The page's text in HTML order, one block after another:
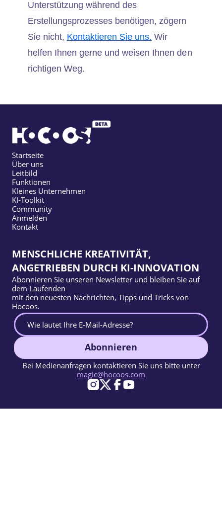
Unterstützung während des
Erstellungsprozesses benötigen, zögern
Sie nicht, Kontaktieren Sie uns. Wir
helfen Ihnen gerne und weisen Ihnen den
richtigen Weg.
Startseite
Über uns
Leitbild
Funktionen
Kleines Unternehmen
KI-Toolkit
Community
Anmelden
Kontakt
MENSCHLICHE KREATIVITÄT,
ANGETRIEBEN DURCH KI-INNOVATION
Abonnieren Sie unseren Newsletter und bleiben Sie auf
dem Laufenden
mit den neuesten Nachrichten, Tipps und Tricks von
Hocoos.
Abonnieren
Bei Medienanfragen kontaktieren Sie uns bitte unter
magic@hocoos.com